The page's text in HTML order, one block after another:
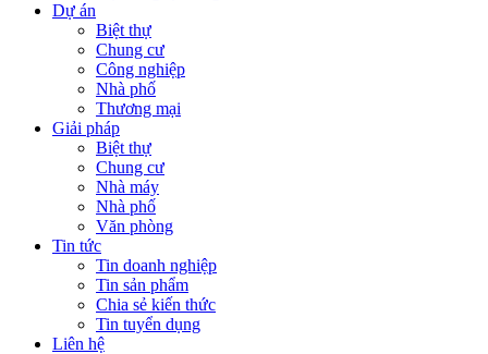
Dự án
Biệt thự
Chung cư
Công nghiệp
Nhà phố
Thương mại
Giải pháp
Biệt thự
Chung cư
Nhà máy
Nhà phố
Văn phòng
Tin tức
Tin doanh nghiệp
Tin sản phẩm
Chia sẻ kiến thức
Tin tuyển dụng
Liên hệ